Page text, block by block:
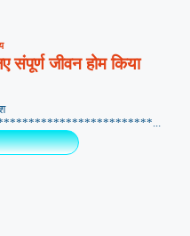
संपूर्ण जीवन होम किया